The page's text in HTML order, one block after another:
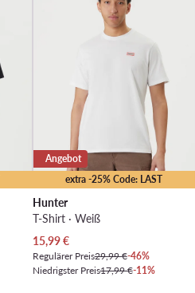
extra -25% Code: LAST
Angebot
Hunter
T-Shirt · Weiß
Aktueller Preis
15,99€
Regulärer Preis29,99 €-46%
Niedrigster Preis17,99 €-11%